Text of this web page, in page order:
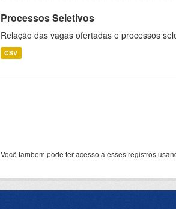
Processos Seletivos
Relação das vagas ofertadas e processos
CSV
Você também pode ter acesso a esses registros